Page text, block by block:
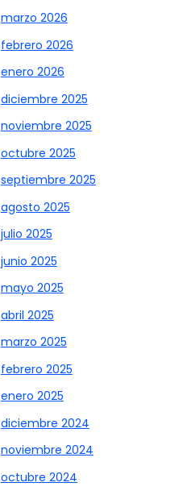
marzo 2026
febrero 2026
enero 2026
diciembre 2025
noviembre 2025
octubre 2025
septiembre 2025
agosto 2025
julio 2025
junio 2025
mayo 2025
abril 2025
marzo 2025
febrero 2025
enero 2025
diciembre 2024
noviembre 2024
octubre 2024